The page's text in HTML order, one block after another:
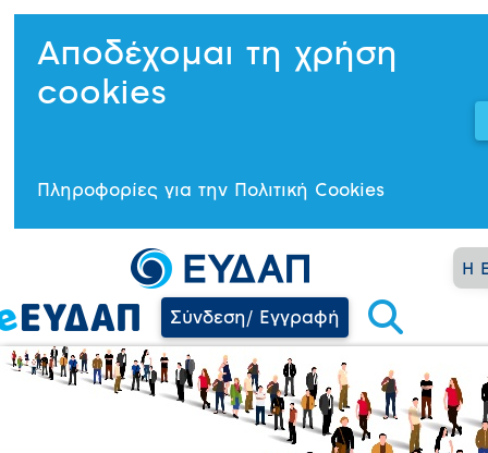
Αποδέχομαι τη χρήση
cookies
Πληροφορίες για την Πολιτική Cookies
Η
Σύνδεση/ Εγγραφή